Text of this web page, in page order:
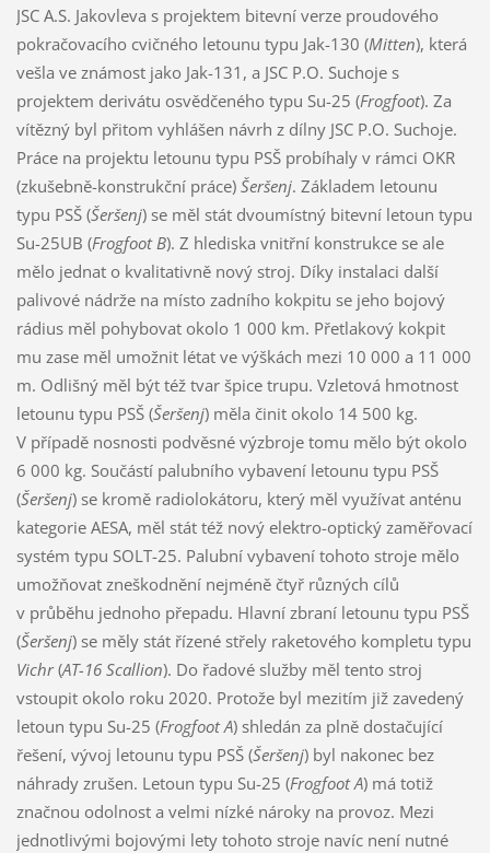
JSC A.S. Jakovleva s projektem bitevní verze proudového
pokračovacího cvičného letounu typu Jak-130 (Mitten), která
vešla ve známost jako Jak-131, a JSC P.O. Suchoje s
projektem derivátu osvědčeného typu Su-25 (Frogfoot). Za
vítězný byl přitom vyhlášen návrh z dílny JSC P.O. Suchoje.
Práce na projektu letounu typu PSŠ probíhaly v rámci OKR
(zkušebně-konstrukční práce) Šeršenj. Základem letounu
typu PSŠ (Šeršenj) se měl stát dvoumístný bitevní letoun typu
Su-25UB (Frogfoot B). Z hlediska vnitřní konstrukce se ale
mělo jednat o kvalitativně nový stroj. Díky instalaci další
palivové nádrže na místo zadního kokpitu se jeho bojový
rádius měl pohybovat okolo 1 000 km. Přetlakový kokpit
mu zase měl umožnit létat ve výškách mezi 10 000 a 11 000
m. Odlišný měl být též tvar špice trupu. Vzletová hmotnost
letounu typu PSŠ (Šeršenj) měla činit okolo 14 500 kg.
V případě nosnosti podvěsné výzbroje tomu mělo být okolo
6 000 kg. Součástí palubního vybavení letounu typu PSŠ
(Šeršenj) se kromě radiolokátoru, který měl využívat anténu
kategorie AESA, měl stát též nový elektro-optický zaměřovací
systém typu SOLT-25. Palubní vybavení tohoto stroje mělo
umožňovat zneškodnění nejméně čtyř různých cílů
v průběhu jednoho přepadu. Hlavní zbraní letounu typu PSŠ
(Šeršenj) se měly stát řízené střely raketového kompletu typu
Vichr(AT-16 Scallion). Do řadové služby měl tento stroj
vstoupit okolo roku 2020. Protože byl mezitím již zavedený
letoun typu Su-25 (Frogfoot A) shledán za plně dostačující
řešení, vývoj letounu typu PSŠ (Šeršenj) byl nakonec bez
náhrady zrušen. Letoun typu Su-25 (Frogfoot A) má totiž
značnou odolnost a velmi nízké nároky na provoz. Mezi
jednotlivými bojovými lety tohoto stroje navíc není nutné